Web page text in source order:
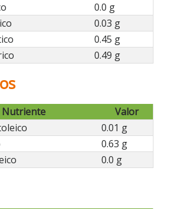
0.0 g
0.03 g
0.45 g
0.49 g
Nutriente
Valor
0.01 g
0.63 g
0.0 g